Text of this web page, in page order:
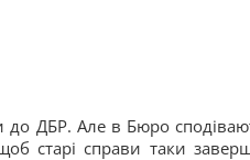
до ДБР. Але в Бюро
старі справи таки